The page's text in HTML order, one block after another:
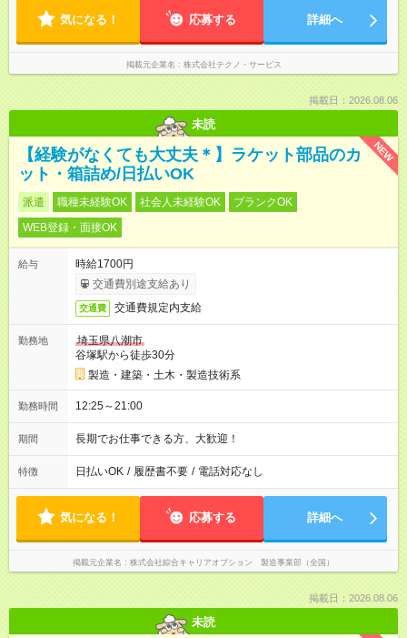
気になる！ 応募する 詳細へ
掲載元企業名 株式会社テクノ・サービス
掲載日：2026.08.06
未読
NEW
【経験がなくても大丈夫＊】ラケット部品のカ
ット・箱詰め/日払いOK
派遣 職種未経験OK 社会人未経験OK
ブランクOK
WEB登録・面接OK
給与
時給1700円
交通費別途支給あり
交通費 交通費規定内支給
勤務地
埼玉県八潮市
谷塚駅から徒歩30分
製造・建築・土木・製造技術系
勤務時間 12:25～21:00
期間 長期でお仕事できる方、大歓迎！
特徴 日払いOK / 履歴書不要 / 電話対応なし
気になる！ 応募する 詳細へ
掲載元企業名 株式会社綜合キャリアオプション 製造事業部（全国）
掲載日：2026.08.06
未読